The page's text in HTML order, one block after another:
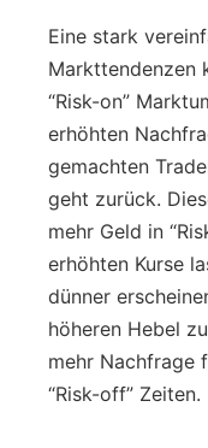
Eine stark
Markttendenzen
“Risk-on”
erhöhten
gemachten
geht zurück.
mehr Geld in
erhöhten Kurse
dünner
höheren Hebel
mehr Nachfrage
“Risk-off” Zeiten.